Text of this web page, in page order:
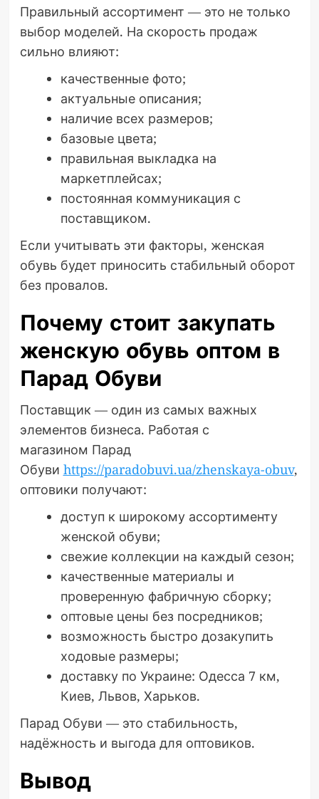
Правильный ассортимент — это не только
выбор моделей. На скорость продаж
сильно влияют:
качественные фото;
актуальные описания;
наличие всех размеров;
базовые цвета;
правильная выкладка на
маркетплейсах;
постоянная коммуникация с
поставщиком.
Если учитывать эти факторы, женская
обувь будет приносить стабильный оборот
без провалов.
Почему стоит закупать
женскую обувь оптом в
Парад Обуви
Поставщик — один из самых важных
элементов бизнеса. Работая с
магазином Парад
Обуви https://paradobuvi.ua/zhenskaya-obuv,
оптовики получают:
доступ к широкому ассортименту
женской обуви;
свежие коллекции на каждый сезон;
качественные материалы и
проверенную фабричную сборку;
оптовые цены без посредников;
возможность быстро дозакупить
ходовые размеры;
доставку по Украине: Одесса 7 км,
Киев, Львов, Харьков.
Парад Обуви — это стабильность,
надёжность и выгода для оптовиков.
Вывод